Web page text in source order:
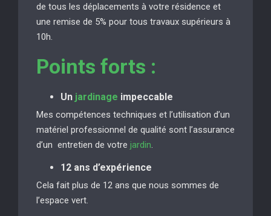
de tous les déplacements à votre résidence et
une remise de 5% pour tous travaux supérieurs à
10h.
Points forts :
Un jardinage impeccable
Mes compétences techniques et l’utilisation d’un
matériel professionnel de qualité sont l’assurance
d’un entretien de votre jardin
12 ans d’expérience
Cela fait plus de 12 ans que nous sommes de
l’espace vert.